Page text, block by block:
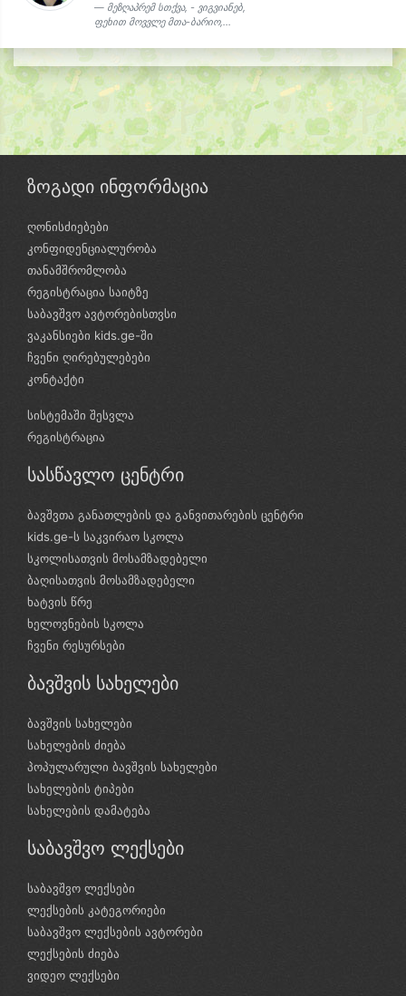
მეზღაპრემ სთქვა, - ვიგვიანებ,
ფეხით მოვვლე მთა-ბარიო,...
ზოგადი ინფორმაცია
ღონისძიებები
კონფიდენციალურობა
თანამშრომლობა
რეგისტრაცია საიტზე
საბავშვო ავტორებისთვსი
ვაკანსიები kids.ge-ში
ჩვენი ღირებულებები
კონტაქტი
სისტემაში შესვლა
რეგისტრაცია
სასწავლო ცენტრი
ბავშვთა განათლების და განვითარების ცენტრი
kids.ge-ს საკვირაო სკოლა
სკოლისათვის მოსამზადებელი
ბაღისათვის მოსამზადებელი
ხატვის წრე
ხელოვნების სკოლა
ჩვენი რესურსები
ბავშვის სახელები
ბავშვის სახელები
სახელების ძიება
პოპულარული ბავშვის სახელები
სახელების ტიპები
სახელების დამატება
საბავშვო ლექსები
საბავშვო ლექსები
ლექსების კატეგორიები
საბავშვო ლექსების ავტორები
ლექსების ძიება
ვიდეო ლექსები